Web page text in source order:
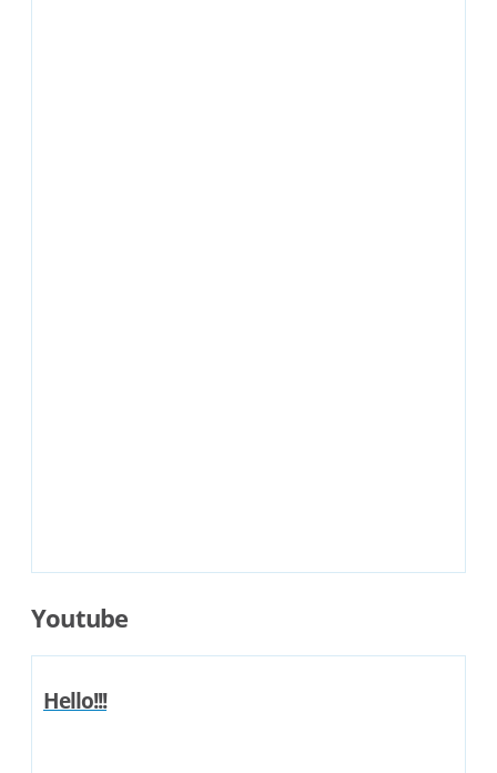
Youtube
Hello!!!